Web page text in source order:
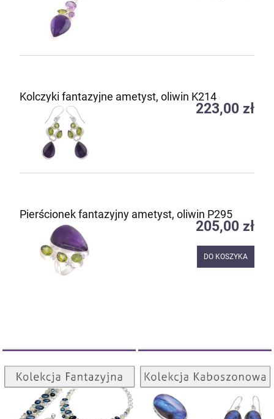
Kolczyki fantazyjne ametyst, oliwin K214
223,00 zł
Pierścionek fantazyjny ametyst, oliwin P295
205,00 zł
DO KOSZYKA
Kolekcja Fantazyjna
ZOBACZ
Kolekcja Kaboszonowa
ZOBACZ